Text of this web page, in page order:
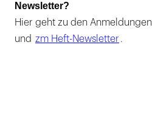
Newsletter?
Hier geht zu den Anmeldungen
und zm Heft-Newsletter .